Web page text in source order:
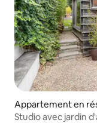
Appartement en
Studio avec jardin